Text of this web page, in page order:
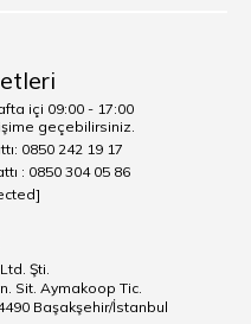
içi 09:00 - 17:00
geçebilirsiniz.
0850 242 19 17
: 0850 304 05 86
Şti.
Sit. Aymakoop Tic.
Başakşehir/İstanbul